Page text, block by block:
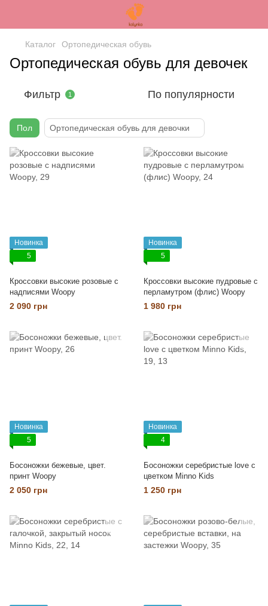
Каталог Ортопедическая обувь
Ортопедическая обувь для девочек
Фильтр 1 По популярности
Пол Ортопедическая обувь для девочки
Новинка
5
Кроссовки высокие розовые с
надписями Woopy
2 090 грн
Новинка
5
Кроссовки высокие пудровые с
перламутром (флис) Woopy
1 980 грн
Новинка
5
Босоножки бежевые, цвет.
принт Woopy
2 050 грн
Новинка
4
Босоножки серебристые love с
цветком Minno Kids
1 250 грн